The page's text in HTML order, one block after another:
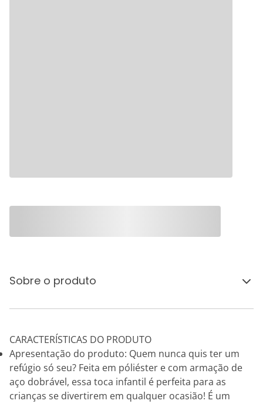
Sobre o produto
CARACTERÍSTICAS DO PRODUTO
Apresentação do produto: Quem nunca quis ter um
refúgio só seu? Feita em póliéster e com armação de
aço dobrável, essa toca infantil é perfeita para as
crianças se divertirem em qualquer ocasião! É um